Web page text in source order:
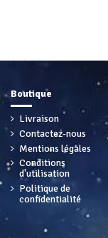
Boutique
Livraison
Contactez-nous
Mentions légales
Conditions
d'utilisation
Politique de
confidentialité